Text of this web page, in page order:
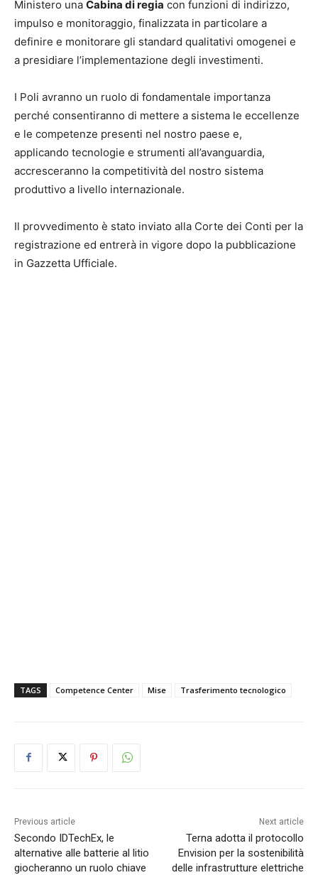
Ministero una Cabina di regia con funzioni di indirizzo,
impulso e monitoraggio, finalizzata in particolare a
definire e monitorare gli standard qualitativi omogenei e
a presidiare l’implementazione degli investimenti.
I Poli avranno un ruolo di fondamentale importanza
perché consentiranno di mettere a sistema le eccellenze
e le competenze presenti nel nostro paese e,
applicando tecnologie e strumenti all’avanguardia,
accresceranno la competitività del nostro sistema
produttivo a livello internazionale.
Il provvedimento è stato inviato alla Corte dei Conti per la
registrazione ed entrerà in vigore dopo la pubblicazione
in Gazzetta Ufficiale.
TAGS Competence Center Mise Trasferimento tecnologico
Previous article
Secondo IDTechEx, le
alternative alle batterie al litio
giocheranno un ruolo chiave
Next article
Terna adotta il protocollo
Envision per la sostenibilità
delle infrastrutture elettriche